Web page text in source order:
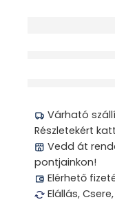
Várható
Részletekért
Vedd át
pontjainkon!
Elérhető
Elállás,